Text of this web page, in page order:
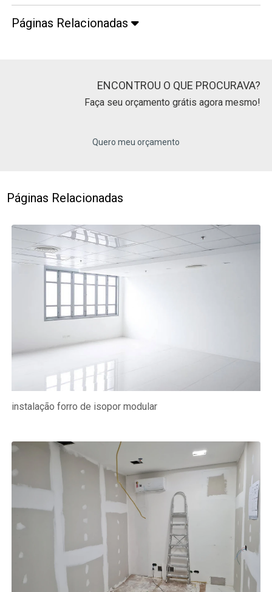
Páginas Relacionadas
ENCONTROU O QUE PROCURAVA?
Faça seu orçamento grátis agora mesmo!
Quero meu orçamento
Páginas Relacionadas
instalação forro de isopor modular